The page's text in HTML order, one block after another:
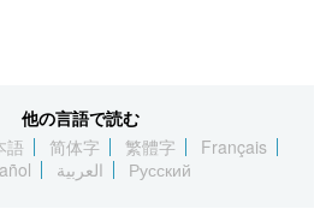
العربية お知らせ
他の言語で読む
語 简体字 繁體字
Français
العربية Русский